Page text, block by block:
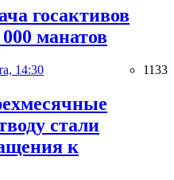
госактивов
манатов
14:30 1133
стали
к